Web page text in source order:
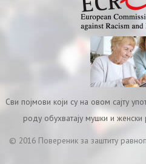
Сви појмови који су на овом сајту
роду обухватају мушки и
© 2016 Повереник за заштиту